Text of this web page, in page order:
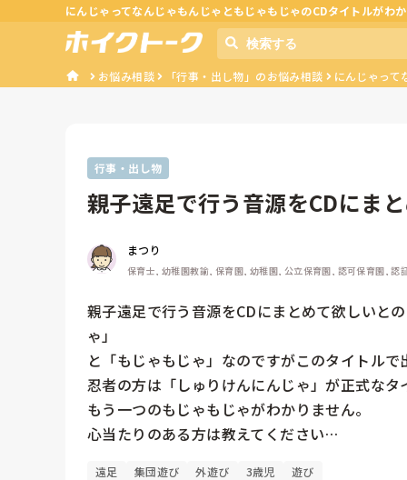
にんじゃってなんじゃもんじゃともじゃもじゃのCDタイトルがわ
お悩み相談 「行事・出し物」のお悩み相談 にんじゃって
行事・出し物
親子遠足で行う音源をCDにま
まつり
保育士, 幼稚園教諭, 保育園, 幼稚園, 公立保育園, 認可保育園, 認
親子遠足で行う音源をCDにまとめて欲しいと
ゃ」
と「もじゃもじゃ」なのですがこのタイトル
忍者の方は「しゅりけんにんじゃ」が正式な
もう一つのもじゃもじゃがわかりません。
心当たりのある方は教えてください…
遠足 集団遊び 外遊び 3歳児 遊び